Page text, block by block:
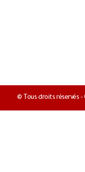
© Tous droits réservés -